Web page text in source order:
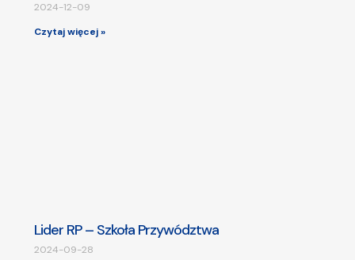
2024-12-09
Czytaj więcej »
Lider RP – Szkoła Przywództwa
2024-09-28